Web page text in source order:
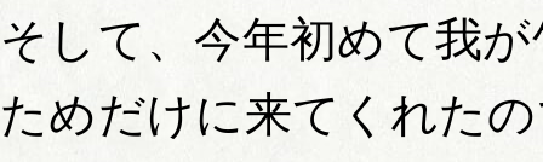
そして、今年初めて我
ためだけに来てくれた